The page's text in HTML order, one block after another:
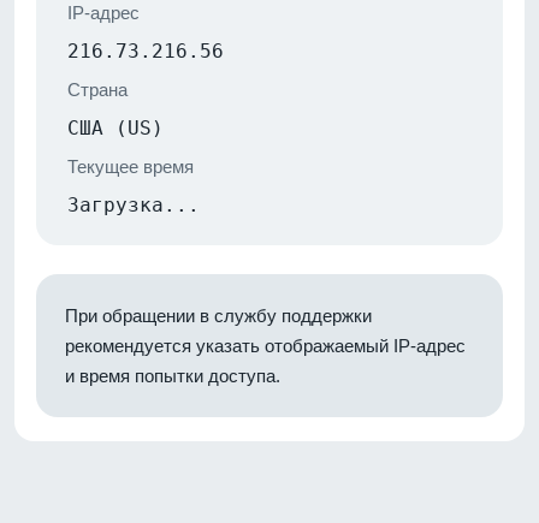
IP-адрес
216.73.216.56
Страна
США (US)
Текущее время
Загрузка...
При обращении в службу поддержки
рекомендуется указать отображаемый IP-адрес
и время попытки доступа.